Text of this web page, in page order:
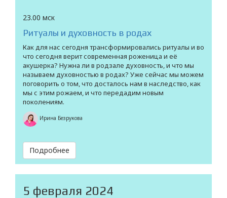
23.00 мск
Ритуалы и духовность в родах
Как для нас сегодня трансформировались ритуалы и во
что сегодня верит современная роженица и её
акушерка? Нужна ли в родзале духовность, и что мы
называем духовностью в родах? Уже сейчас мы можем
поговорить о том, что досталось нам в наследство, как
мы с этим рожаем, и что передадим новым
поколениям.
Ирина Безрукова
Подробнее
5 февраля 2024